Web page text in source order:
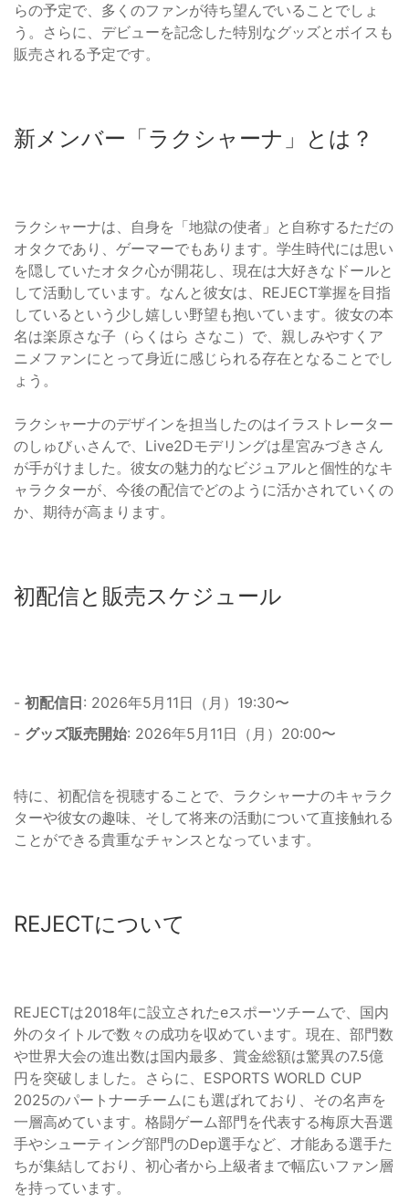
らの予定で、多くのファンが待ち望んでいることでしょ
う。さらに、デビューを記念した特別なグッズとボイスも
販売される予定です。
新メンバー「ラクシャーナ」とは？
ラクシャーナは、自身を「地獄の使者」と自称するただの
オタクであり、ゲーマーでもあります。学生時代には思い
を隠していたオタク心が開花し、現在は大好きなドールと
して活動しています。なんと彼女は、REJECT掌握を目指
しているという少し嬉しい野望も抱いています。彼女の本
名は楽原さな子（らくはら さなこ）で、親しみやすくア
ニメファンにとって身近に感じられる存在となることでし
ょう。
ラクシャーナのデザインを担当したのはイラストレーター
のしゅびぃさんで、Live2Dモデリングは星宮みづきさん
が手がけました。彼女の魅力的なビジュアルと個性的なキ
ャラクターが、今後の配信でどのように活かされていくの
か、期待が高まります。
初配信と販売スケジュール
- 初配信日 : 2026年5月11日（月）19:30〜
- グッズ販売開始: 2026年5月11日（月）20:00〜
特に、初配信を視聴することで、ラクシャーナのキャラク
ターや彼女の趣味、そして将来の活動について直接触れる
ことができる貴重なチャンスとなっています。
REJECTについて
REJECTは2018年に設立されたeスポーツチームで、国内
外のタイトルで数々の成功を収めています。現在、部門数
や世界大会の進出数は国内最多、賞金総額は驚異の7.5億
円を突破しました。さらに、ESPORTS WORLD CUP
2025のパートナーチームにも選ばれており、その名声を
一層高めています。格闘ゲーム部門を代表する梅原大吾選
手やシューティング部門のDep選手など、才能ある選手た
ちが集結しており、初心者から上級者まで幅広いファン層
を持っています。